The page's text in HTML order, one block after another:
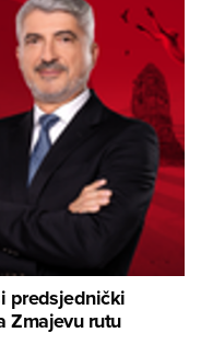
predsjednički
Zmajevu rutu